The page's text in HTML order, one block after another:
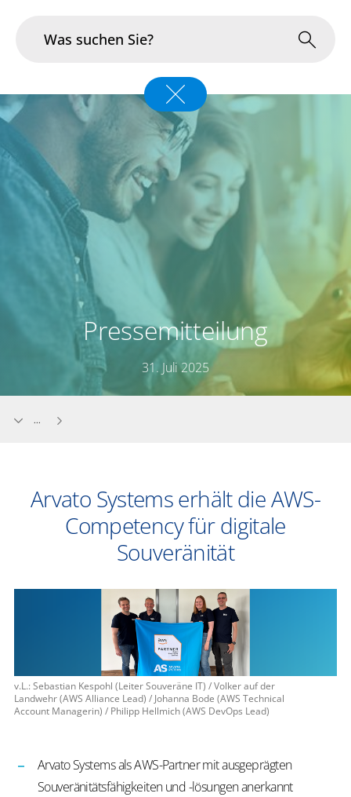
Branchen
Im Fokus
Portfolio
Infrastruktur & Betrieb
Pressemitteilung
31. Juli 2025
...
Arvato Systems erhält die AWS-
Competency für digitale
Souveränität
v.L.: Sebastian Kespohl (Leiter Souveräne IT) / Volker auf der
Landwehr (AWS Alliance Lead) / Johanna Bode (AWS Technical
Account Managerin) / Philipp Hellmich (AWS DevOps Lead)
Arvato Systems als AWS-Partner mit ausgeprägten
Souveränitätsfähigkeiten und -lösungen anerkannt